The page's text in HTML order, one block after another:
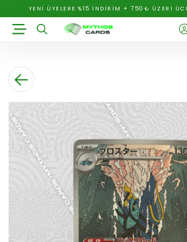
YENİ ÜYELERE %15 İNDİRİM + 750₺ ÜZERİ